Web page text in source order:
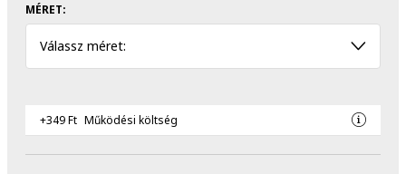
MÉRET:
Válassz méret:
+349 Ft Működési költség